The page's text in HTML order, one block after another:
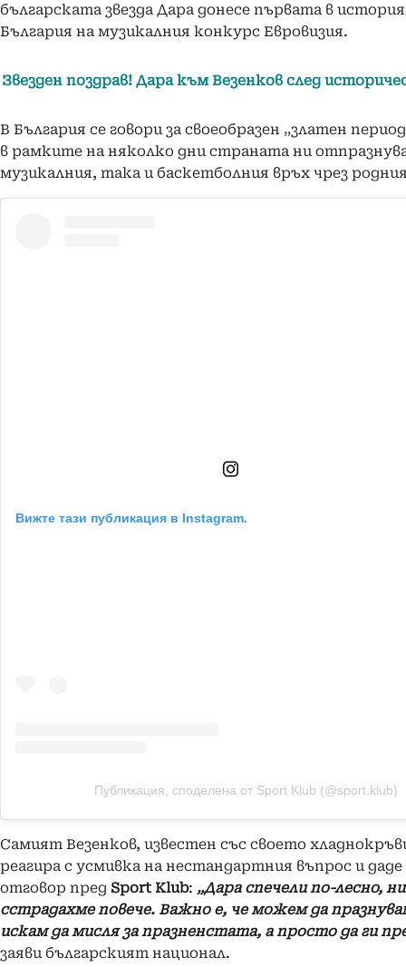
българската звезда Дара донесе първата в
България на музикалния конкурс Евровизия.
Звезден поздрав! Дара към Везенков след
В България се говори за своеобразен „златен
в рамките на няколко дни страната ни
музикалния, така и баскетболния връх чрез
Вижте тази публикация в Instagram.
Публикация, споделена от Sport Klub (@sport.klub)
Самият Везенков, известен със своето
реагира с усмивка на нестандартния въпрос и
отговор пред Sport Klub: „Дара спечели по-лесно,
сстрадахме повече. Важно е, че можем да
искам да мисля за празненстата, а просто да ги
заяви българският национал.